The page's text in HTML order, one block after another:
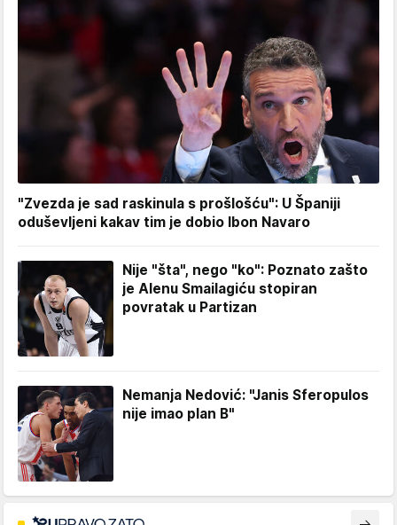
"Zvezda je sad raskinula s prošlošću": U Španiji
oduševljeni kakav tim je dobio Ibon Navaro
Nije "šta", nego "ko": Poznato zašto
je Alenu Smailagiću stopiran
povratak u Partizan
Nemanja Nedović: "Janis Sferopulos
nije imao plan B"